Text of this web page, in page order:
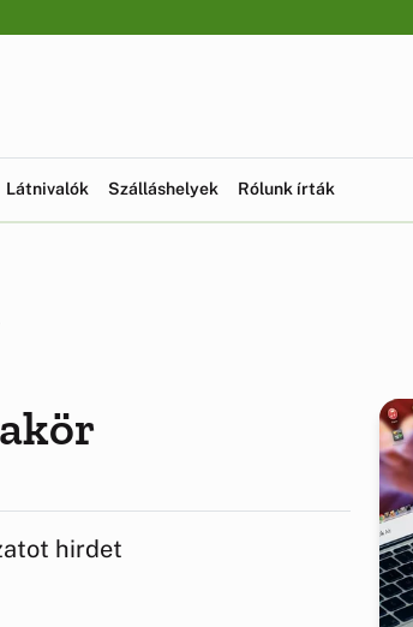
Látnivalók Szálláshelyek Rólunk írták
hirdet